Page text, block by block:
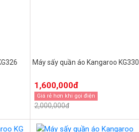
Máy sấy quần áo Kangaroo KG330
1,600,000đ
Giá rẻ hơn khi gọi điện
2,000,000đ